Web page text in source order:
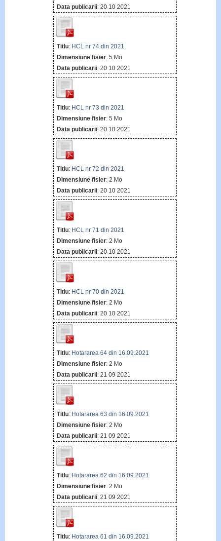
Data publicarii: 20 10 2021
Titlu: HCL nr 74 din 2021
Dimensiune fisier: 5 Mo
Data publicarii: 20 10 2021
Titlu: HCL nr 73 din 2021
Dimensiune fisier: 5 Mo
Data publicarii: 20 10 2021
Titlu: HCL nr 72 din 2021
Dimensiune fisier: 2 Mo
Data publicarii: 20 10 2021
Titlu: HCL nr 71 din 2021
Dimensiune fisier: 2 Mo
Data publicarii: 20 10 2021
Titlu: HCL nr 70 din 2021
Dimensiune fisier: 2 Mo
Data publicarii: 20 10 2021
Titlu: Hotararea 64 din 16.09.2021
Dimensiune fisier: 2 Mo
Data publicarii: 21 09 2021
Titlu: Hotararea 63 din 16.09.2021
Dimensiune fisier: 2 Mo
Data publicarii: 21 09 2021
Titlu: Hotararea 62 din 16.09.2021
Dimensiune fisier: 2 Mo
Data publicarii: 21 09 2021
Titlu: Hotararea 61 din 16.09.2021